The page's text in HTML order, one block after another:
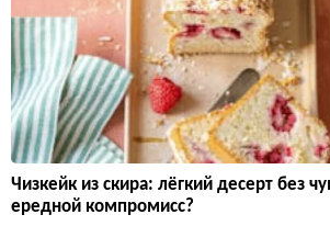
Чизкейк из скира: лёгкий десерт без
ередной компромисс?